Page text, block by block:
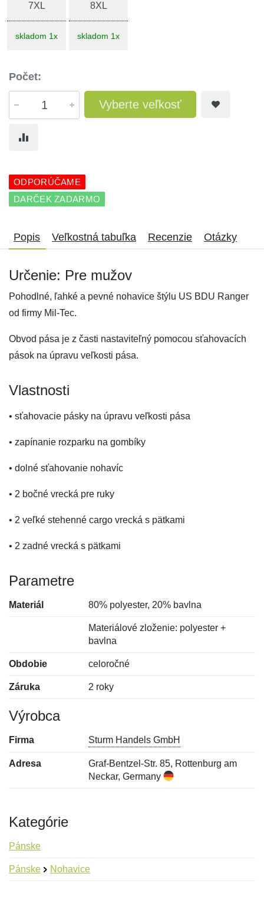
7XL
skladom 1x
8XL
skladom 1x
Počet:
Vyberte veľkosť
ODPORÚČAME
DARČEK ZADARMO
Popis Veľkostná tabuľka Recenzie Otázky
Určenie: Pre mužov
Pohodlné, ľahké a pevné nohavice štýlu US BDU Ranger
od firmy Mil-Tec.
Obvod pása je z časti nastaviteľný pomocou sťahovacích
pások na úpravu veľkosti pása.
Vlastnosti
• sťahovacie pásky na úpravu veľkosti pása
• zapínanie rozparku na gombíky
• dolné sťahovanie nohavíc
• 2 bočné vrecká pre ruky
• 2 veľké stehenné cargo vrecká s pätkami
• 2 zadné vrecká s pätkami
Parametre
Materiál 80% polyester, 20% bavlna
Materiálové zloženie: polyester +
bavlna
Obdobie celoročné
Záruka 2 roky
Výrobca
Firma Sturm Handels GmbH
Adresa
Graf-Bentzel-Str. 85, Rottenburg am
Neckar, Germany
Kategórie
Pánske
Pánske Nohavice